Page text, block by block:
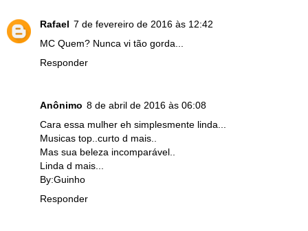
Rafael 7 de fevereiro de 2016 às 12:42
MC Quem? Nunca vi tão gorda...
Responder
Anônimo 8 de abril de 2016 às 06:08
Cara essa mulher eh simplesmente linda...
Musicas top..curto d mais..
Mas sua beleza incomparável..
Linda d mais...
By:Guinho
Responder